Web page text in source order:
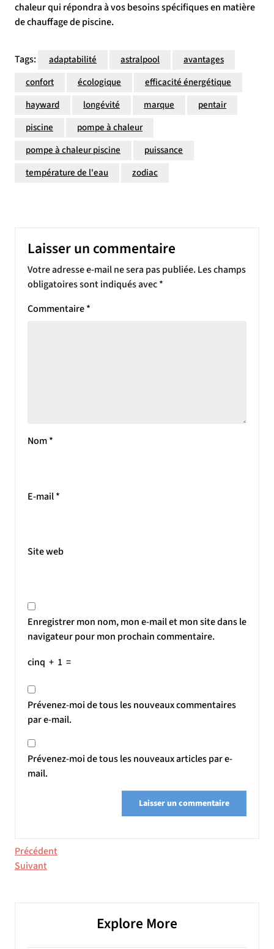
chaleur qui répondra à vos besoins spécifiques en matière
de chauffage de piscine.
Tags: adaptabilité astralpool
avantages
confort
écologique
efficacité énergétique
hayward
longévité marque
pentair
piscine
pompe à chaleur
pompe à chaleur piscine
puissance
température de l'eau
zodiac
Laisser un commentaire
Votre adresse e-mail ne sera pas publiée. Les champs
obligatoires sont indiqués avec*
Commentaire*
Nom*
E-mail*
Site web
Enregistrer mon nom, mon e-mail et mon site dans le
navigateur pour mon prochain commentaire.
cinq + 1 =
Prévenez-moi de tous les nouveaux commentaires
par e-mail.
Prévenez-moi de tous les nouveaux articles par e-
mail.
Navigation
de
Article
précédent
Précédent
Article
Suivant
Explore More